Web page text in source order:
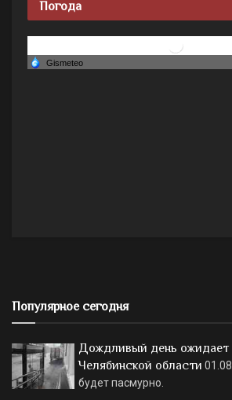
Погода
Популярное сегодня
Дождливый день ожидает
Челябинской области
будет пасмурно.